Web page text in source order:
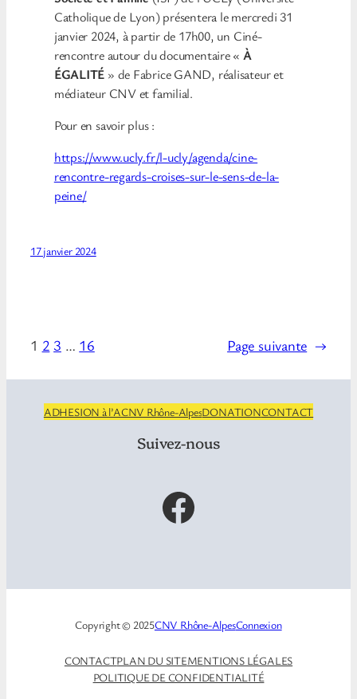
Catholique de Lyon) présentera le mercredi 31
janvier 2024, à partir de 17h00, un Ciné-
rencontre autour du documentaire «À
ÉGALITÉ » de Fabrice GAND, réalisateur et
médiateur CNV et familial.
Pour en savoir plus :
https://www.ucly.fr/l-ucly/agenda/cine-
rencontre-regards-croises-sur-le-sens-de-la-
peine/
17 janvier 2024
1 2 3 … 16 Page suivante →
ADHESION à l’ACNV Rhône-AlpesDONATIONCONTACT
Suivez-nous
Facebook
Copyright © 2025CNV Rhône-AlpesConnexion
CONTACTPLAN DU SITEMENTIONS LÉGALES
POLITIQUE DE CONFIDENTIALITÉ